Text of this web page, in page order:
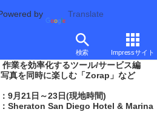
by Translate
検索 Impressサイト
作業を効率化するツール/サービス編
真を同時に楽しむ「Zorap」など
9月21日～23日(現地時間)
Sheraton San Diego Hotel & Marina